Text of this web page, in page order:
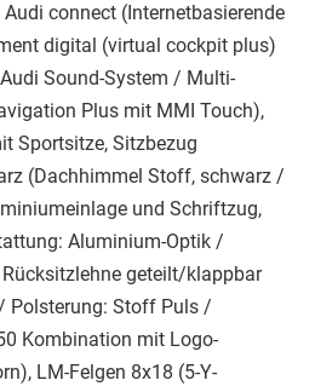
connect (Internetbasierende
digital (virtual cockpit plus)
Sound-System / Multi-
Plus mit MMI Touch),
Sportsitze, Sitzbezug
(Dachhimmel Stoff, schwarz /
und Schriftzug,
Aluminium-Optik /
geteilt/klappbar
Polsterung: Stoff Puls /
Kombination mit Logo-
LM-Felgen 8x18 (5-Y-